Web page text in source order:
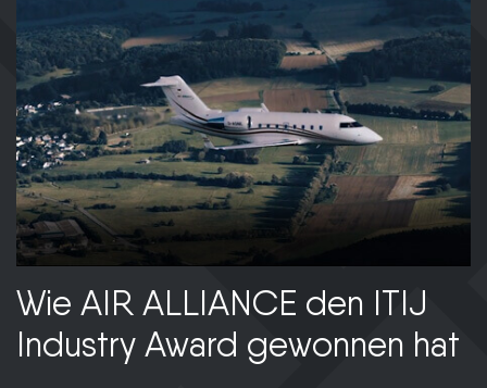
Wie AIR ALLIANCE den ITIJ
Industry Award gewonnen hat